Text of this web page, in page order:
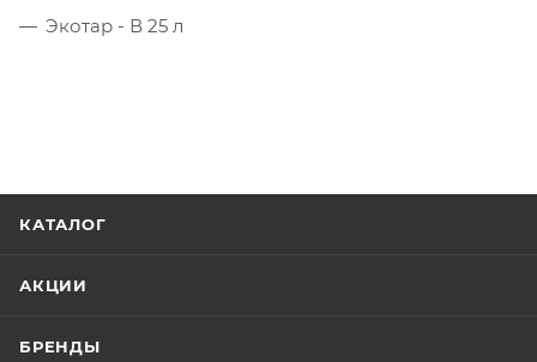
Экотар - В 25 л
КАТАЛОГ
АКЦИИ
БРЕНДЫ